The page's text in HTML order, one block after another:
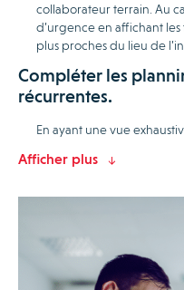
collaborateur terrain. Au
d’urgence en affichant
plus proches du lieu de
Compléter les
récurrentes.
En ayant une vue
Afficher plus